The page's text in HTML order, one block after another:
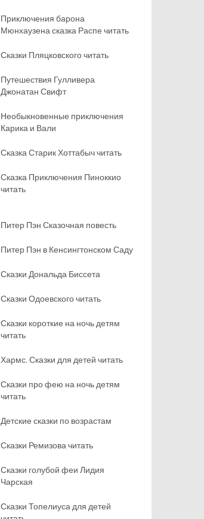
Приключения барона
Мюнхаузена сказка Распе читать
Сказки Пляцковского читать
Путешествия Гулливера
Джонатан Свифт
Необыкновенные приключения
Карика и Вали
Сказка Старик Хоттабыч читать
Сказка Приключения Пиноккио
читать
Питер Пэн Сказочная повесть
Питер Пэн в Кенсингтонском Саду
Сказки Дональда Биссета
Сказки Одоевского читать
Сказки короткие на ночь детям
читать
Хармс. Сказки для детей читать
Сказки про фею на ночь детям
читать
Детские сказки по возрастам
Сказки Ремизова читать
Сказки голубой феи Лидия
Чарская
Сказки Топелиуса для детей